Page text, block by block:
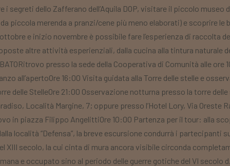
segreti dello Zafferano dell’Aquila DOP, visitare il piccolo museo
piccola merenda a pranzi/cene più meno elaborati) e scoprire le
e inizio novembre è possibile fare l’esperienza di raccolta
altre attività esperienziali, dalla cucina alla tintura naturale
presso la sede della Cooperativa di Comunità alle
all’apertoOre 16:00 Visita guidata alla Torre delle stelle e
delle StelleOre 21:00 Osservazione notturna presso la torre
Località Margine, 7; oppure presso l’Hotel Lory, Via Oreste
in piazza Filippo AngelittiOre 10:00 Partenza per il tour: alla
località “Defensa”, la breve escursione condurrà i partecipanti
XIII secolo, la cui cinta di mura ancora visibile circonda
e occupato sino al periodo delle guerre gotiche del VI secolo